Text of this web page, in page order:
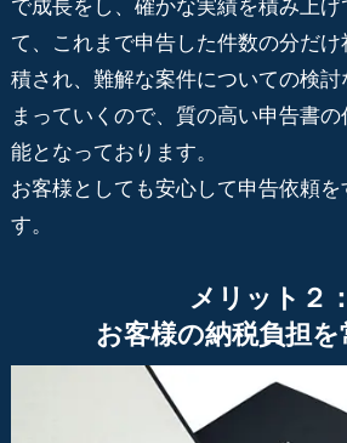
で成長をし、確かな実績を積み上
て、これまで申告した件数の分だ
積され、難解な案件についての検
まっていくので、質の高い申告書
能となっております。
お客様としても安心して申告依頼を
す。
メリット２：
お客様の納税負担